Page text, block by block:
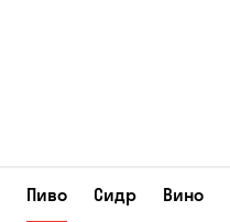
Пиво Сидр Вино